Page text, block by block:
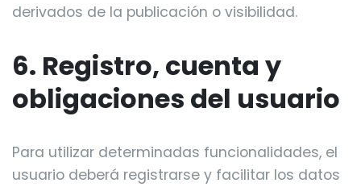
derivados de la publicación o visibilidad.
6. Registro, cuenta y
obligaciones del usuario
Para utilizar determinadas funcionalidades, el
usuario deberá registrarse y facilitar los datos